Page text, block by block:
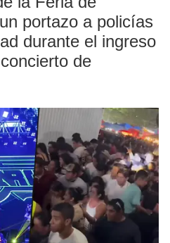
portazo a policías
durante el ingreso
de